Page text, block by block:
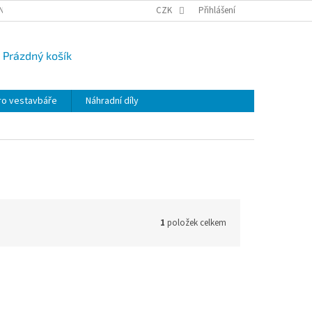
OSOBNÍCH ÚDAJŮ REKLAMACE
CZK Přihlášení
Prázdný košík
vestavbáře Náhradní díly
1 položek celkem